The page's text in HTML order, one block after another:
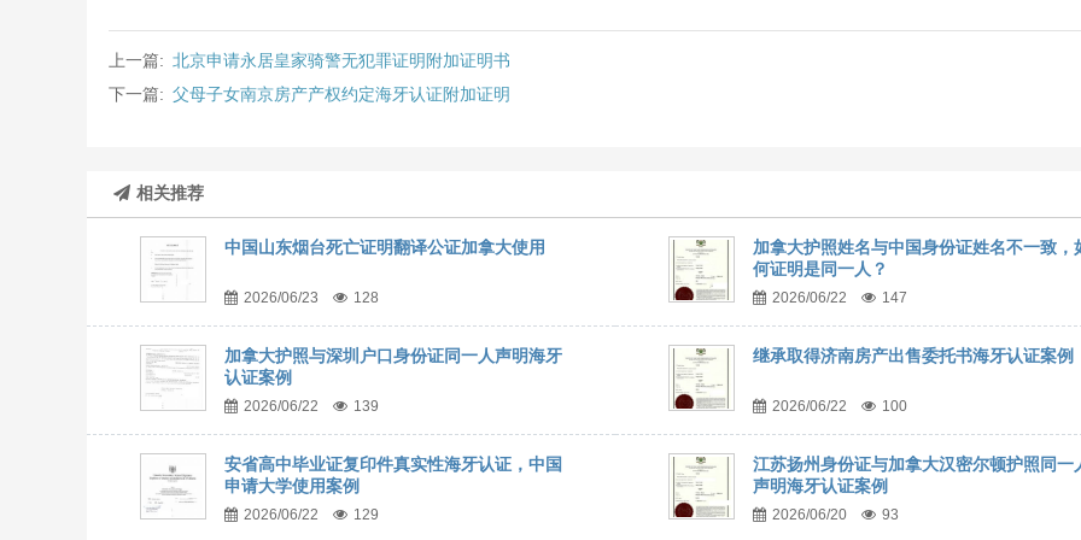
上一篇: 北京申请永居皇家骑警无犯罪证明附加证明书
下一篇: 父母子女南京房产产权约定海牙认证附加证明
相关推荐
中国山东烟台死亡证明翻译公证加拿大使用
2026/06/23 128
加拿大护照姓名与中国身份证姓名不一致，
何证明是同一人？
2026/06/22 147
加拿大护照与深圳户口身份证同一人声明海牙
认证案例
2026/06/22 139
继承取得济南房产出售委托书海牙认证案例
2026/06/22 100
安省高中毕业证复印件真实性海牙认证，中国
申请大学使用案例
2026/06/22 129
江苏扬州身份证与加拿大汉密尔顿护照同一
声明海牙认证案例
2026/06/20 93